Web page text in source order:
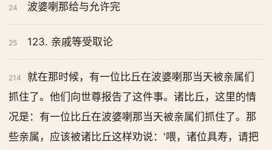
24 波婆喇那给与允许完
25 123. 亲戚等受取论
214
就在那时候，有一位比丘在波婆喇那当天被亲属们
抓住了。他们向世尊报告了这件事。诸比丘，这里的情
况是：有一位比丘在波婆喇那当天被亲属们抓住了。那
些亲属，应该被诸比丘这样劝说：'喂，诸位具寿，请把